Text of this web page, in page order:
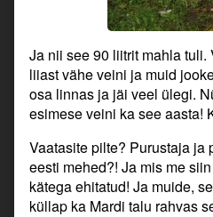
Ja nii see 90 liitrit mahla
liiast vähe veini ja muid
osa linnas ja jäi veel ülegi.
esimese veini ka see aasta!
Vaatasite pilte? Purustaja ja
eesti mehed?! Ja mis me
kätega ehitatud! Ja muide,
küllap ka Mardi talu rahvas